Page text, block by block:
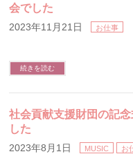
会でした
2023年11月21日 お仕事
続きを読む
社会貢献支援財団の記
した
2023年8月1日 MUSIC お